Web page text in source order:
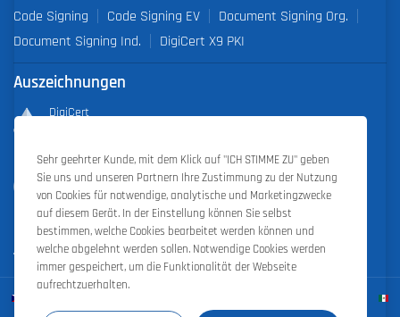
Code Signing
Code Signing EV
Document Signing Org.
Document Signing Ind.
DigiCert X9 PKI
Auszeichnungen
DigiCert
Outstanding Sales Performance Award 2018, 2019, 2020, 2021,
2022
Sehr geehrter Kunde, mit dem Klick auf "ICH STIMME ZU" geben
Sie uns und unseren Partnern Ihre Zustimmung zu der Nutzung
von Cookies für notwendige, analytische und Marketingzwecke
auf diesem Gerät. In der Einstellung können Sie selbst
bestimmen, welche Cookies bearbeitet werden können und
welche abgelehnt werden sollen. Notwendige Cookies werden
immer gespeichert, um die Funktionalität der Webseite
aufrechtzuerhalten.